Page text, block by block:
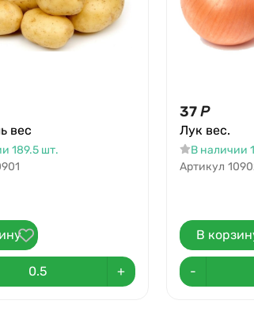
вес
189.5 шт.
+
37Р
Лук вес.
В наличии
Артикул
В
-